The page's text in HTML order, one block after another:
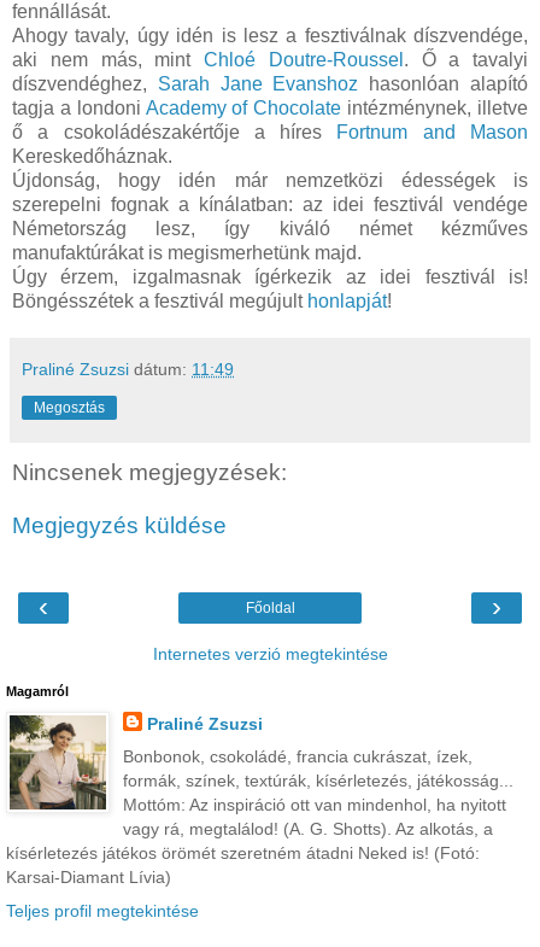
fennállását.
Ahogy tavaly, úgy idén is lesz a fesztiválnak díszvendége,
aki nem más, mint Chloé Doutre-Roussel . Ő a tavalyi
díszvendéghez, Sarah Jane Evanshoz hasonlóan alapító
tagja a londoni Academy of Chocolate intézménynek, illetve
ő a csokoládészakértője a híres Fortnum and Mason
Kereskedőháznak.
Újdonság, hogy idén már nemzetközi édességek is
szerepelni fognak a kínálatban: az idei fesztivál vendége
Németország lesz, így kiváló német kézműves
manufaktúrákat is megismerhetünk majd.
Úgy érzem, izgalmasnak ígérkezik az idei fesztivál is!
Böngésszétek a fesztivál megújult honlapját!
Praliné Zsuzsi dátum: 11:49
Megosztás
Nincsenek megjegyzések:
Megjegyzés küldése
‹ ›
Főoldal
Internetes verzió megtekintése
Magamról
Praliné Zsuzsi
Bonbonok, csokoládé, francia cukrászat, ízek,
formák, színek, textúrák, kísérletezés, játékosság...
Mottóm: Az inspiráció ott van mindenhol, ha nyitott
vagy rá, megtalálod! (A. G. Shotts). Az alkotás, a
kísérletezés játékos örömét szeretném átadni Neked is! (Fotó:
Karsai-Diamant Lívia)
Teljes profil megtekintése